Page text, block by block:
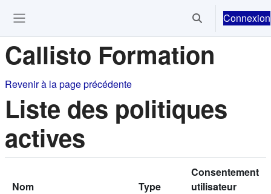
Activer/Connexion
Callisto Formation
Revenir à la page précédente
Liste des politiques
actives
Nom Type
Consentement
utilisateur